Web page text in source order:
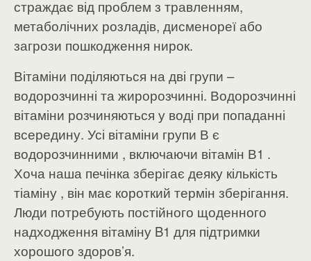
страждає від проблем з травленням,
метаболічних розладів, дисменореї або
загрози пошкодження нирок.
Вітаміни поділяються на дві групи –
водорозчинні та жиророзчинні. Водорозчинні
вітаміни розчиняються у воді при попаданні
всередину. Усі вітаміни групи В є
водорозчинними , включаючи вітамін В1 .
Хоча наша печінка зберігає деяку кількість
тіаміну , він має короткий термін зберігання.
Люди потребують постійного щоденного
надходження вітаміну B1 для підтримки
хорошого здоров’я.